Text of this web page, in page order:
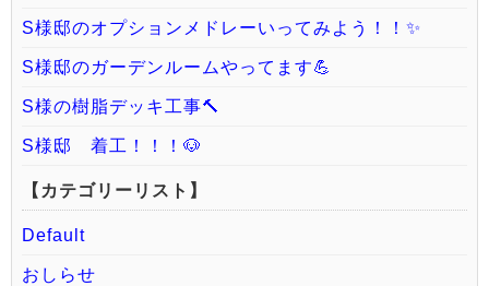
S様邸のオプションメドレーいってみよう！！✨
S様邸のガーデンルームやってます💪
S様の樹脂デッキ工事🔨
S様邸 着工！！！🐶
【カテゴリーリスト】
Default
おしらせ